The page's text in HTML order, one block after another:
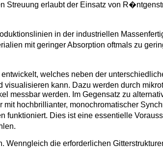
Streuung erlaubt der Einsatz von
in der industriellen
mit geringer Absorption oftmals zu
welches neben der
kann. Dazu werden durch
messbar werden. Im Gegensatz zu
hochbrillianter, monochromatischer
Dies ist eine essentielle
Wenngleich die erforderlichen